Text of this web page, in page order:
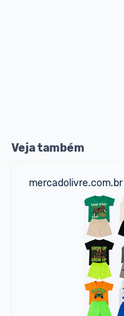
Veja também
mercadolivre.com.br